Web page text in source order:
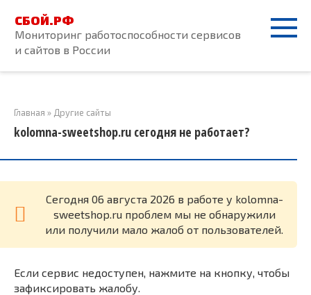
контенту
СБОЙ.РФ
Мониторинг работоспособности сервисов
и сайтов в России
Главная » Другие сайты
kolomna-sweetshop.ru сегодня не работает?
Cегодня 06 августа 2026 в работе у kolomna-
sweetshop.ru проблем мы не обнаружили
или получили мало жалоб от пользователей.
Если сервис недоступен, нажмите на кнопку, чтобы
зафиксировать жалобу.